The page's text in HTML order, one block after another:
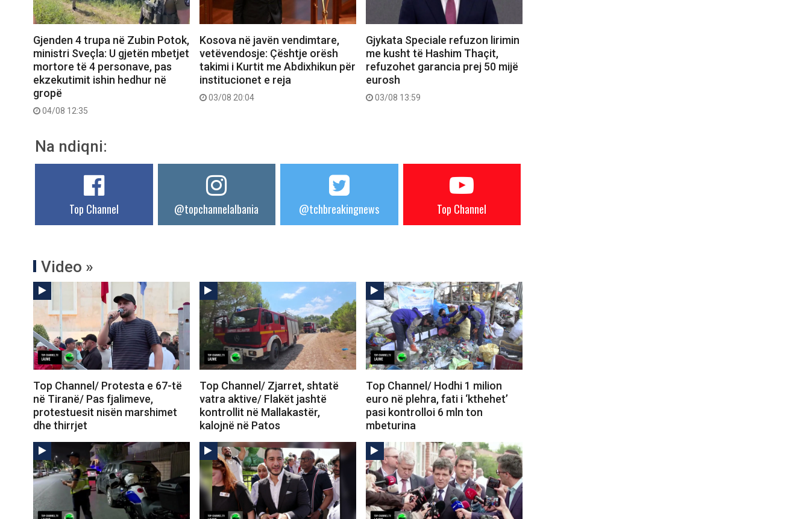
Gjenden 4 trupa në Zubin Potok,
ministri Sveçla: U gjetën mbetjet
mortore të 4 personave, pas
ekzekutimit ishin hedhur në
gropë
04/08 12:35
Kosova në javën vendimtare,
vetëvendosje: Çështje orësh
takimi i Kurtit me Abdixhikun për
institucionet e reja
03/08 20:04
Gjykata Speciale refuzon lirimin
me kusht të Hashim Thaçit,
refuzohet garancia prej 50 mijë
eurosh
03/08 13:59
Na ndiqni:
Top Channel @topchannelalbania @tchbreakingnews Top Channel
Video »
Top Channel/ Protesta e 67-të
në Tiranë/ Pas fjalimeve,
protestuesit nisën marshimet
dhe thirrjet
Top Channel/ Zjarret, shtatë
vatra aktive/ Flakët jashtë
kontrollit në Mallakastër,
kalojnë në Patos
Top Channel/ Hodhi 1 milion
euro në plehra, fati i ‘kthehet’
pasi kontrolloi 6 mln ton
mbeturina